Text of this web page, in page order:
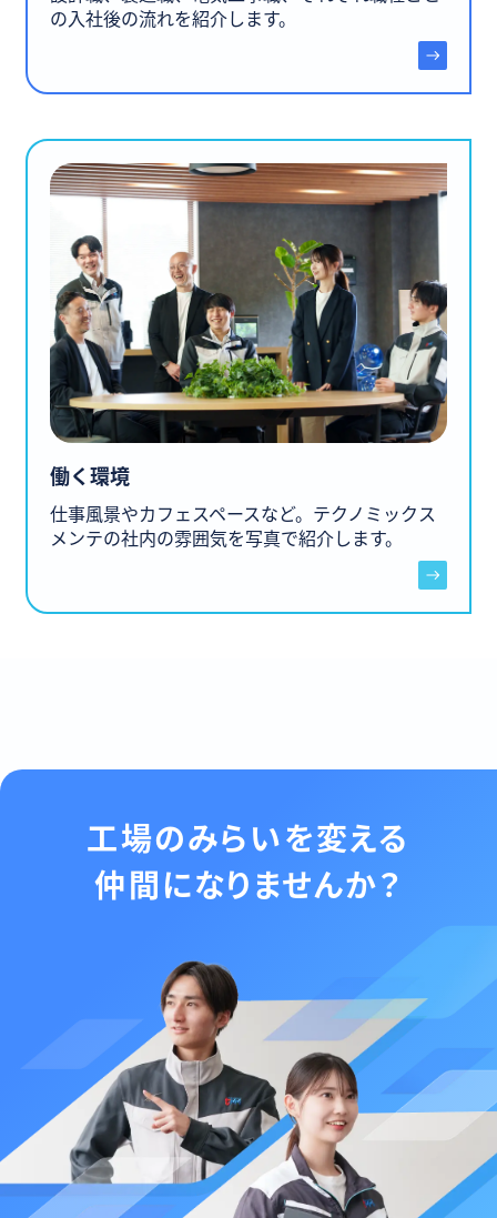
の入社後の流れを紹介します。
働く環境
仕事風景やカフェスペースなど。テクノミックス
メンテの社内の雰囲気を写真で紹介します。
工場のみらいを変える
仲間になりませんか？